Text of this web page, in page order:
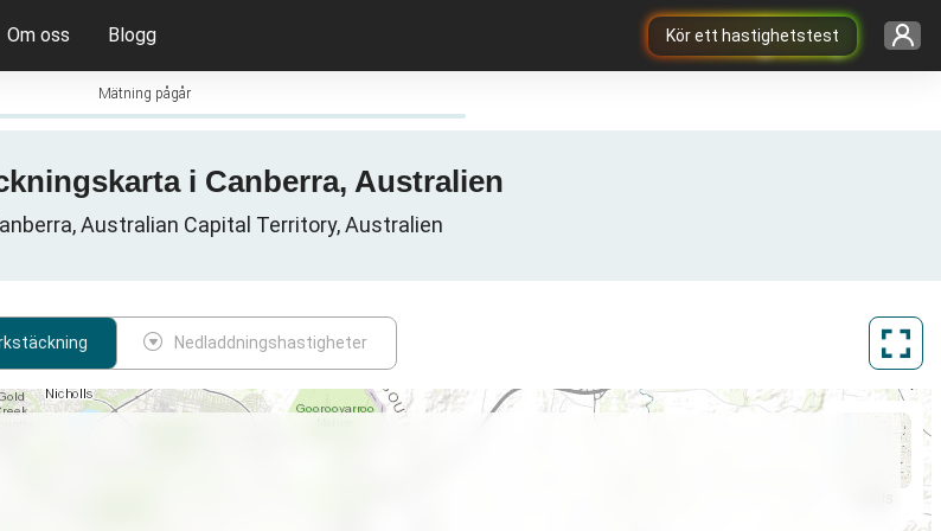
Kör ett hastighetstest
Om oss Blogg
Mätning pågår
i Canberra, Australien
Australian Capital Territory, Australien
Nedladdningshastigheter